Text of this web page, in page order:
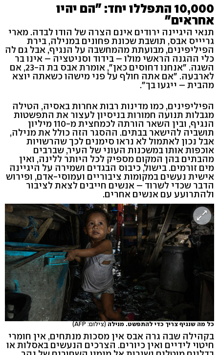
10,000 התפללו יחד: "הם יהיו
אחראים"
תנאי היגיינה ירודים אינם הצרה של הודו לבדה. מארי
גריייס אבס, תושבת שכונת פחונים במנילה, בירת
הפיליפינים, מבועתת מהמחשבה על הנגיף, אבל גם לה
כלי ההגנה הראשי מולו – בידוד וסניטציה – אינו בר
השגה. "אנחנו דחוסים כאן", אומרת אבס בת ה-23, אם
לארבעה. "אם אתה חולף על פני מישהו כשאתה יוצא
מהבית – ייגעו בך".
הפיליפינים, כמו מדינות רבות אחרות באסיה, הטילה
מגבלות תנועה חמורות בניסיון לעצור את התפשטות
הנגיף, ובין השאר הורתה לכמחצית מ-110 מיליון
תושביה להישאר בבתים. ההסגר הזה כולל את מנילה,
אבל נכון לאתמול לא נראו סימנים לכך שהרשויות
אוכפות אותו במשכנות העוני של העיר, שברבים
מהבתים בהן המקום מספיק לכל היותר ללינה, ואין
מים זורמים. בישול, כיבוס הבגדים ושמירה על היגיינה
אישית נעשים במקומות ציבוריים ועמוסי-אדם, ופירוש
הדבר שכדי לשרוד – אנשים חייבים לצאת לציבור
ולהתרועע עם אנשים אחרים.
כל מה שנגיף צריך כדי להתפשט. מנילה (צילום: AFP)
בקהילה שבה גרה אבס אין מסכות מנתחים, אין חומרי
חיטוי לידיים ואין כיורים. הצרכים הנעשים באסלות או